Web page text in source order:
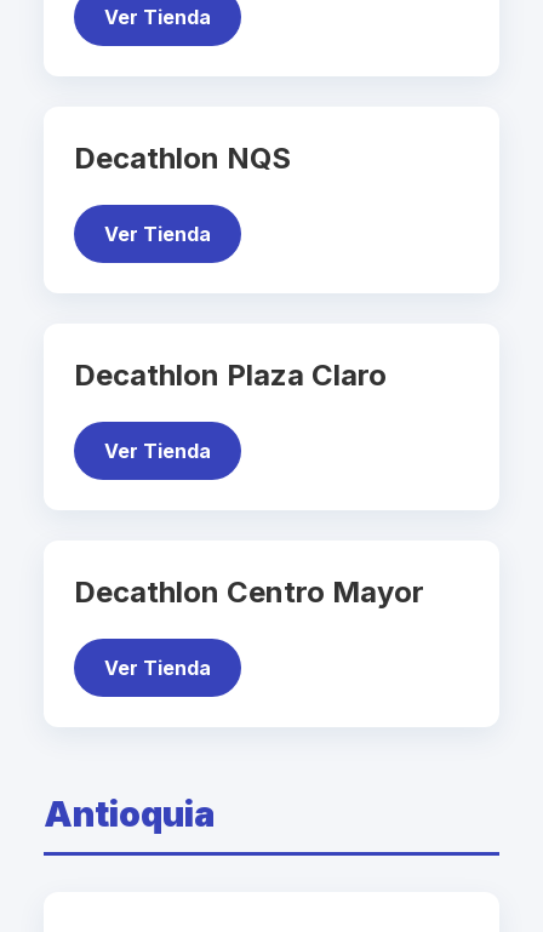
Ver Tienda
Decathlon NQS
Ver Tienda
Decathlon Plaza Claro
Ver Tienda
Decathlon Centro Mayor
Ver Tienda
Antioquia